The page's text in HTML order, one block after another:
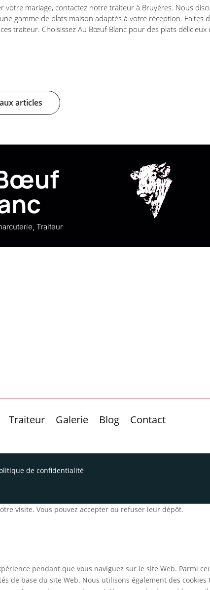
votre mariage, contactez notre traiteur à Bruyères. Nous
gamme de plats maison adaptés à votre réception. Faites
traiteur. Choisissez Au Bœuf Blanc pour des plats
articles
Traiteur
Traiteur Galerie Blog Contact
de confidentialité
visite. Vous pouvez accepter ou refuser leur dépôt.
pendant que vous naviguez sur le site Web. Parmi
de base du site Web. Nous utilisons également des